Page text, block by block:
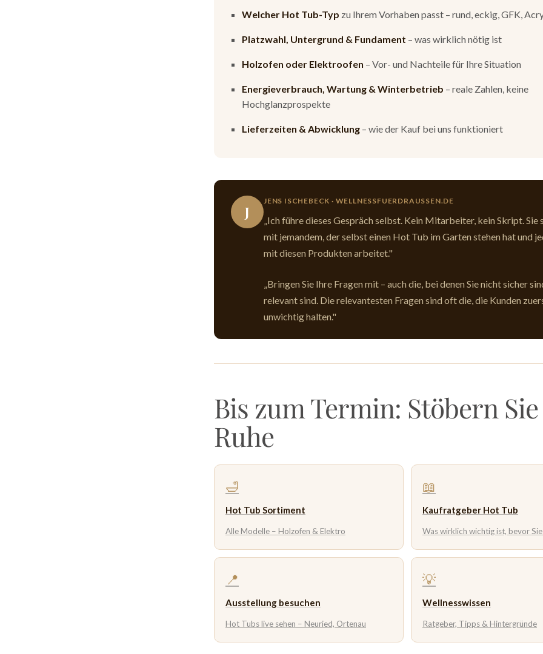
Welcher Hot Tub-Typ zu Ihrem Vorhaben passt – rund, eckig, GFK,
Platzwahl, Untergrund & Fundament – was wirklich nötig ist
Holzofen oder Elektroofen – Vor- und Nachteile für Ihre Situation
Energieverbrauch, Wartung & Winterbetrieb – reale Zahlen, keine
Hochglanzprospekte
Lieferzeiten & Abwicklung – wie der Kauf bei uns funktioniert
J
JENS ISCHEBECK · WELLNESSFUERDRAUSSEN.DE
„Ich führe dieses Gespräch selbst. Kein Mitarbeiter, kein Skript. Sie
mit jemandem, der selbst einen Hot Tub im Garten stehen hat und
mit diesen Produkten arbeitet."
„Bringen Sie Ihre Fragen mit – auch die, bei denen Sie nicht sicher
relevant sind. Die relevantesten Fragen sind oft die, die Kunden
unwichtig halten."
Bis zum Termin: Stöbern
Ruhe
🛁
Hot Tub Sortiment
Alle Modelle – Holzofen & Elektro
📖
Kaufratgeber Hot Tub
Was wirklich wichtig ist, bevor
📍
Ausstellung besuchen
Hot Tubs live sehen – Neuried, Ortenau
💡
Wellnesswissen
Ratgeber, Tipps & Hintergründe